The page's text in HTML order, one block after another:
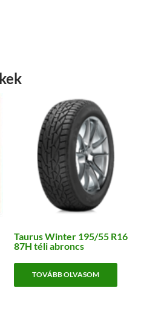
Taurus Winter 195/55 R16
87H téli abroncs
TOVÁBB OLVASOM